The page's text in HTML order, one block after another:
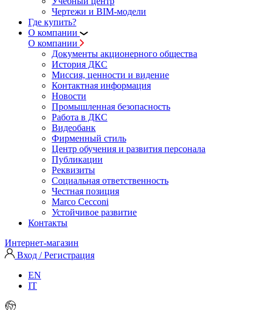
Чертежи и BIM-модели
Где купить?
О компании
О компании
Документы акционерного общества
История ДКС
Миссия, ценности и видение
Контактная информация
Новости
Промышленная безопасность
Работа в ДКС
Видеобанк
Фирменный стиль
Центр обучения и развития персонала
Публикации
Реквизиты
Социальная ответственность
Честная позиция
Marco Cecconi
Устойчивое развитие
Контакты
Интернет-магазин
Вход / Регистрация
EN
IT